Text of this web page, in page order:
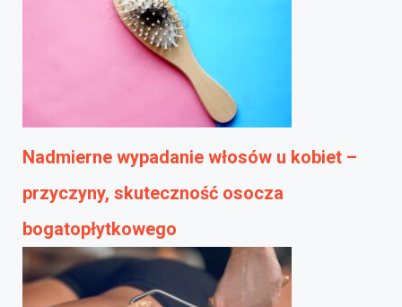
Nadmierne wypadanie włosów u kobiet –
przyczyny, skuteczność osocza
bogatopłytkowego